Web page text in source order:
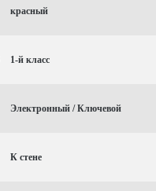
красный
1-й класс
Электронный / Ключевой
К стене